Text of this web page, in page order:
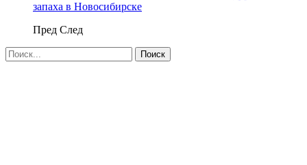
запаха в Новосибирске
Пред След